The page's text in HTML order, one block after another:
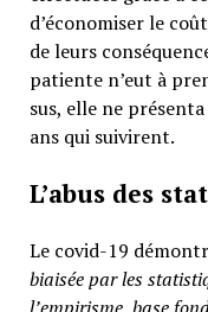
d’économiser le
de leurs
patiente n’eut à
sus, elle ne
ans qui suivirent.
L’abus des
Le covid-19
biaisée par les